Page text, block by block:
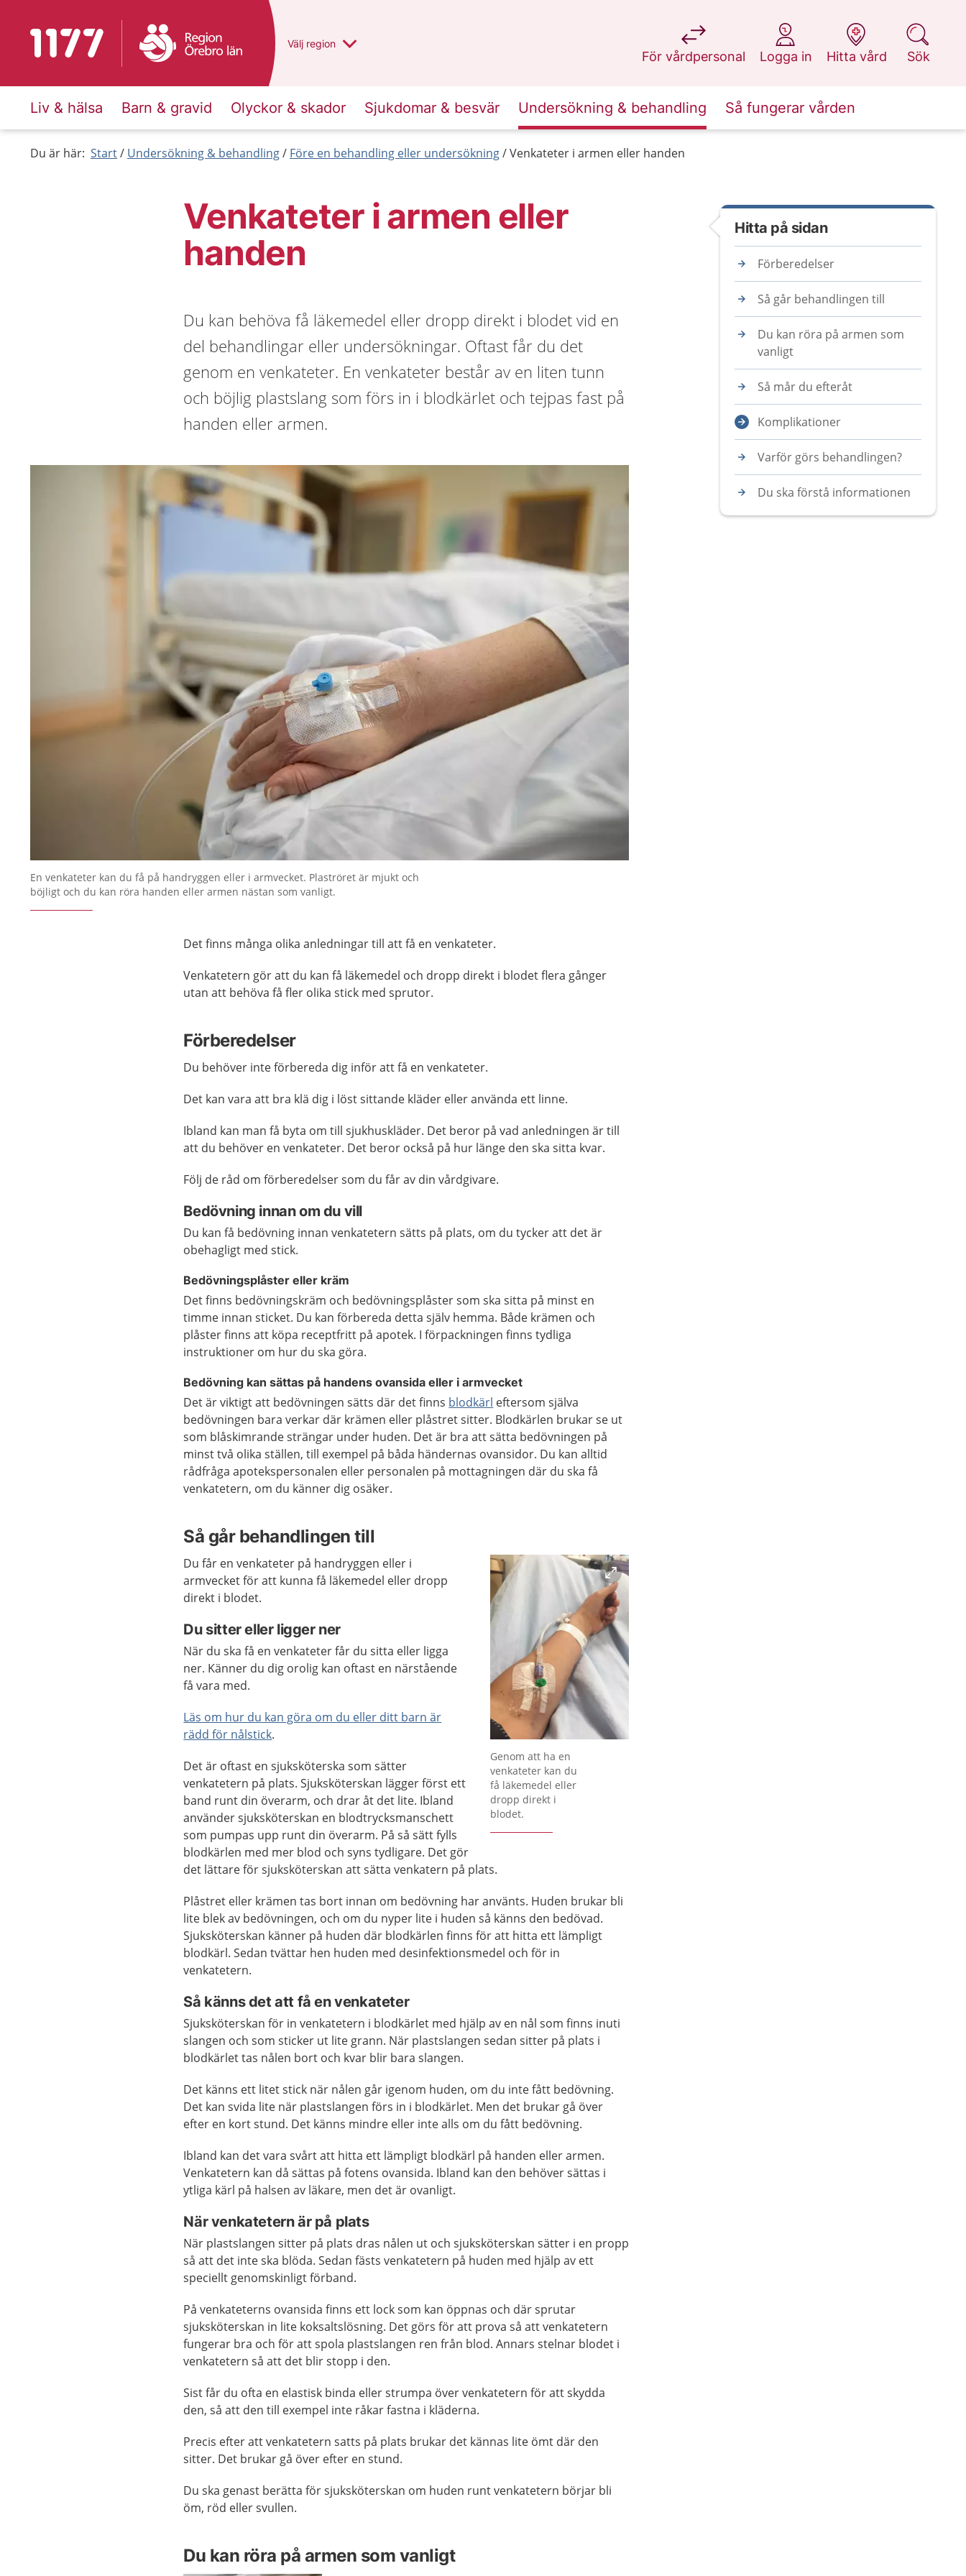
Till startsidan för 1177 Du har valt region
Välj en annan
region
För vårdpersonal
på 1177.se
Logga in
på 1177.se
Hitta vård
på 1177.se
Sök
på 1177.se
Liv & hälsa Barn & gravid Olyckor & skador Sjukdomar & besvär Undersökning & behandling Så fungerar vården
Du är här: Start Undersökning & behandling Före en behandling eller undersökning Venkateter i armen eller handen
Venkateter i armen eller
handen
Du kan behöva få läkemedel eller dropp direkt i blodet vid en
del behandlingar eller undersökningar. Oftast får du det
genom en venkateter. En venkateter består av en liten tunn
och böjlig plastslang som förs in i blodkärlet och tejpas fast på
handen eller armen.
En venkateter kan du få på handryggen eller i armvecket. Plaströret är mjukt och
böjligt och du kan röra handen eller armen nästan som vanligt.
Det finns många olika anledningar till att få en venkateter.
Venkatetern gör att du kan få läkemedel och dropp direkt i blodet flera gånger
utan att behöva få fler olika stick med sprutor.
Förberedelser
Du behöver inte förbereda dig inför att få en venkateter.
Det kan vara att bra klä dig i löst sittande kläder eller använda ett linne.
Ibland kan man få byta om till sjukhuskläder. Det beror på vad anledningen är till
att du behöver en venkateter. Det beror också på hur länge den ska sitta kvar.
Följ de råd om förberedelser som du får av din vårdgivare.
Bedövning innan om du vill
Du kan få bedövning innan venkatetern sätts på plats, om du tycker att det är
obehagligt med stick.
Bedövningsplåster eller kräm
Det finns bedövningskräm och bedövningsplåster som ska sitta på minst en
timme innan sticket. Du kan förbereda detta själv hemma. Både krämen och
plåster finns att köpa receptfritt på apotek. I förpackningen finns tydliga
instruktioner om hur du ska göra.
Bedövning kan sättas på handens ovansida eller i armvecket
Det är viktigt att bedövningen sätts där det finns blodkärl eftersom själva
bedövningen bara verkar där krämen eller plåstret sitter. Blodkärlen brukar se ut
som blåskimrande strängar under huden. Det är bra att sätta bedövningen på
minst två olika ställen, till exempel på båda händernas ovansidor. Du kan alltid
rådfråga apotekspersonalen eller personalen på mottagningen där du ska få
venkatetern, om du känner dig osäker.
Så går behandlingen till
Förstora bilden
Genom att ha en
venkateter kan du
få läkemedel eller
dropp direkt i
blodet.
Du får en venkateter på handryggen eller i
armvecket för att kunna få läkemedel eller dropp
direkt i blodet.
Du sitter eller ligger ner
När du ska få en venkateter får du sitta eller ligga
ner. Känner du dig orolig kan oftast en närstående
få vara med.
Läs om hur du kan göra om du eller ditt barn är
rädd för nålstick.
Det är oftast en sjuksköterska som sätter
venkatetern på plats. Sjuksköterskan lägger först ett
band runt din överarm, och drar åt det lite. Ibland
använder sjuksköterskan en blodtrycksmanschett
som pumpas upp runt din överarm. På så sätt fylls
blodkärlen med mer blod och syns tydligare. Det gör
det lättare för sjuksköterskan att sätta venkatern på plats.
Plåstret eller krämen tas bort innan om bedövning har använts. Huden brukar bli
lite blek av bedövningen, och om du nyper lite i huden så känns den bedövad.
Sjuksköterskan känner på huden där blodkärlen finns för att hitta ett lämpligt
blodkärl. Sedan tvättar hen huden med desinfektionsmedel och för in
venkatetern.
Så känns det att få en venkateter
Sjuksköterskan för in venkatetern i blodkärlet med hjälp av en nål som finns inuti
slangen och som sticker ut lite grann. När plastslangen sedan sitter på plats i
blodkärlet tas nålen bort och kvar blir bara slangen.
Det känns ett litet stick när nålen går igenom huden, om du inte fått bedövning.
Det kan svida lite när plastslangen förs in i blodkärlet. Men det brukar gå över
efter en kort stund. Det känns mindre eller inte alls om du fått bedövning.
Ibland kan det vara svårt att hitta ett lämpligt blodkärl på handen eller armen.
Venkatetern kan då sättas på fotens ovansida. Ibland kan den behöver sättas i
ytliga kärl på halsen av läkare, men det är ovanligt.
När venkatetern är på plats
När plastslangen sitter på plats dras nålen ut och sjuksköterskan sätter i en propp
så att det inte ska blöda. Sedan fästs venkatetern på huden med hjälp av ett
speciellt genomskinligt förband.
På venkateterns ovansida finns ett lock som kan öppnas och där sprutar
sjuksköterskan in lite koksaltslösning. Det görs för att prova så att venkatetern
fungerar bra och för att spola plastslangen ren från blod. Annars stelnar blodet i
venkatetern så att det blir stopp i den.
Sist får du ofta en elastisk binda eller strumpa över venkatetern för att skydda
den, så att den till exempel inte råkar fastna i kläderna.
Precis efter att venkatetern satts på plats brukar det kännas lite ömt där den
sitter. Det brukar gå över efter en stund.
Du ska genast berätta för sjuksköterskan om huden runt venkatetern börjar bli
öm, röd eller svullen.
Du kan röra på armen som vanligt
Hitta på sidan
Förberedelser
Så går behandlingen till
Du kan röra på armen som
vanligt
Så mår du efteråt
Komplikationer
Varför görs behandlingen?
Du ska förstå informationen